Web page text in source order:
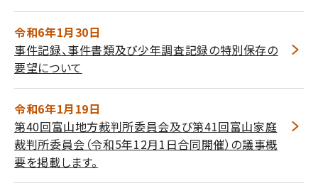
令和6年1月30日
事件記録、事件書類及び少年調査記録の特別保存の
要望について
令和6年1月19日
第40回富山地方裁判所委員会及び第41回富山家庭
裁判所委員会（令和5年12月1日合同開催）の議事概
要を掲載します。